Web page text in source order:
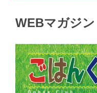
WEBマガジン